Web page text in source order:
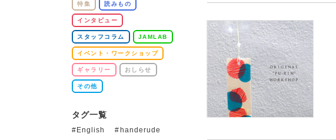
特集 読みもの
インタビュー
スタッフコラム JAMLAB
イベント・ワークショップ
ギャラリー おしらせ
その他
タグ一覧
English
handerude